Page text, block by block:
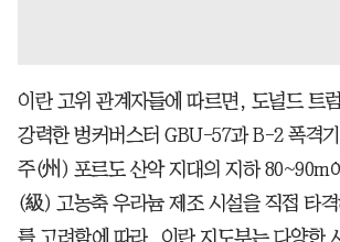
이란 고위 관계자들에 따르면, 도널드 트
강력한 벙커버스터 GBU-57과 B-2 폭격
주(州) 포르도 산악 지대의 지하 80~90m
(級) 고농축 우라늄 제조 시설을 직접 타
를 고려함에 따라, 이란 지도부는 다양한